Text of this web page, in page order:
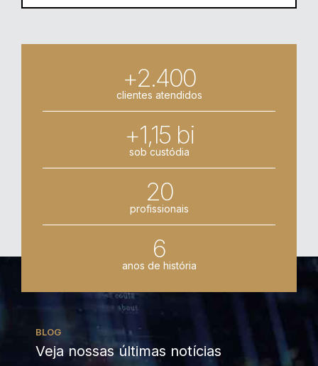
+2.400
clientes atendidos
+1,15 bi
sob custódia
20
profissionais
6
anos de história
BLOG
Veja nossas últimas notícias